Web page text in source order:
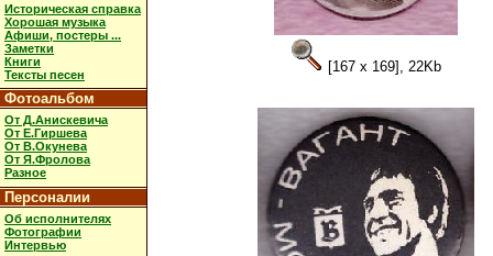
Историческая справка
Хорошая музыка
Афиши, постеры ...
Заметки
Книги
Тексты песен
Фотоальбом
От Д.Анискевича
От Е.Гиршева
От В.Окунева
От Я.Фролова
Разное
Персоналии
Об исполнителях
Фотографии
Интервью
[167 x 169], 22Kb